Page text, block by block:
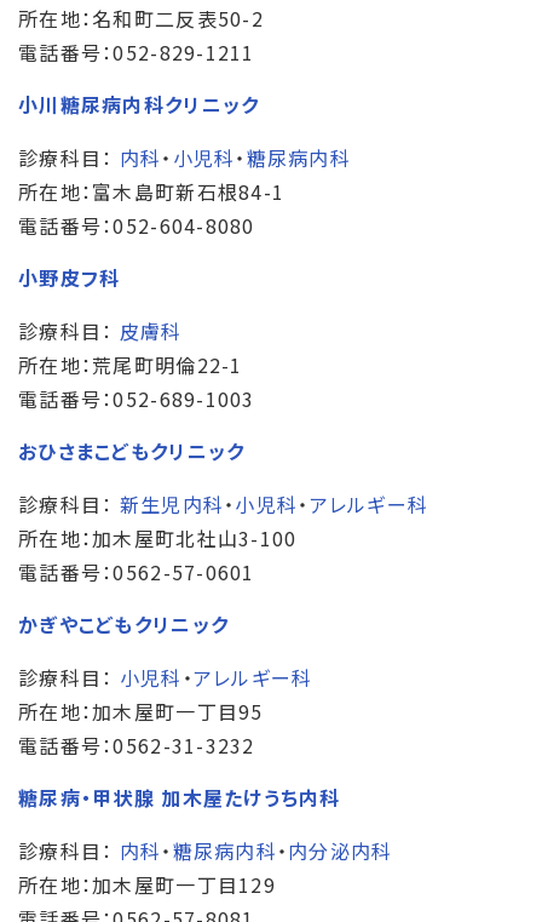
所在地：名和町二反表50-2
電話番号：052-829-1211
小川糖尿病内科クリニック
診療科目： 内科・ 小児科・糖尿病内科
所在地：富木島町新石根84-1
電話番号：052-604-8080
小野皮フ科
診療科目： 皮膚科
所在地：荒尾町明倫22-1
電話番号：052-689-1003
おひさまこどもクリニック
診療科目： 新生児内科・小児科・アレルギー科
所在地：加木屋町北社山3-100
電話番号：0562-57-0601
かぎやこどもクリニック
診療科目： 小児科 ・アレルギー科
所在地：加木屋町一丁目95
電話番号：0562-31-3232
糖尿病・甲状腺 加木屋たけうち内科
診療科目： 内科・糖尿病内科・内分泌内科
所在地：加木屋町一丁目129